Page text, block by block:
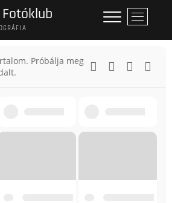
M
e
n
B
n
Próbálja meg